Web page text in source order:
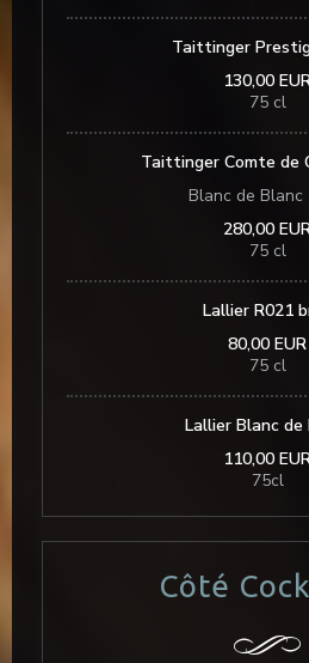
Taittinger
130,00
75 cl
Taittinger Comte de
Blanc de Blanc
280,00
75 cl
Lallier R021
80,00 EUR
75 cl
Lallier Blanc de
110,00
75cl
Côté